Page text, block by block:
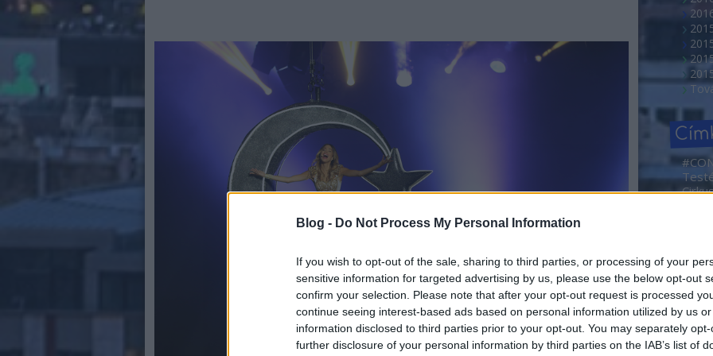
Blog - Do Not Process My Personal Information
If you wish to opt-out of the sale, sharing to third parties, or processing of your
sensitive information for targeted advertising by us, please use the below opt-out
confirm your selection. Please note that after your opt-out request is processed
continue seeing interest-based ads based on personal information utilized by us
information disclosed to third parties prior to your opt-out. You may separately
further disclosure of your personal information by third parties on the IAB’s list of
Dóra
Ada